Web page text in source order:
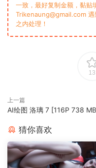
一致，最好复制金额，黏贴
Trikenaung@gmail.com
之内处理！
13
上一篇
AI绘图 洛璃 7 [116P 738
猜你喜欢